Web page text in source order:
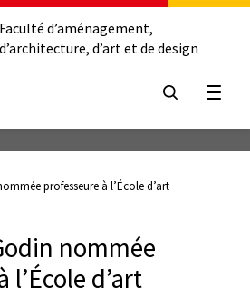
Faculté d’aménagement,
d’architecture, d’art et de design
professeure à l’École d’art
nommée
l’École d’art